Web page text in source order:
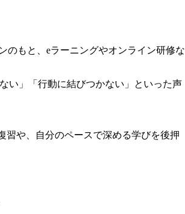
のもと、eラーニングやオンライン研修な
い」「行動に結びつかない」といった声
習や、自分のペースで深める学びを後押